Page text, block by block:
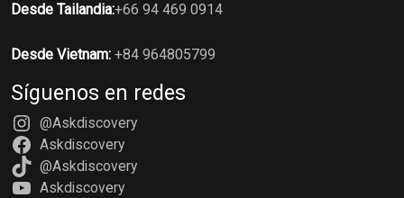
Desde Tailandia:+66 94 469 0914
Desde Vietnam: +84 964805799
Síguenos en redes
@Askdiscovery
Askdiscovery
@Askdiscovery
Askdiscovery